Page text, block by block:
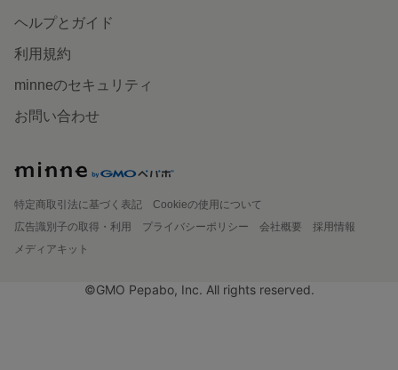
ヘルプとガイド
利用規約
minneのセキュリティ
お問い合わせ
特定商取引法に基づく表記
Cookieの使用について
広告識別子の取得・利用
プライバシーポリシー 会社概要
採用情報
メディアキット
©GMO Pepabo, Inc. All rights reserved.